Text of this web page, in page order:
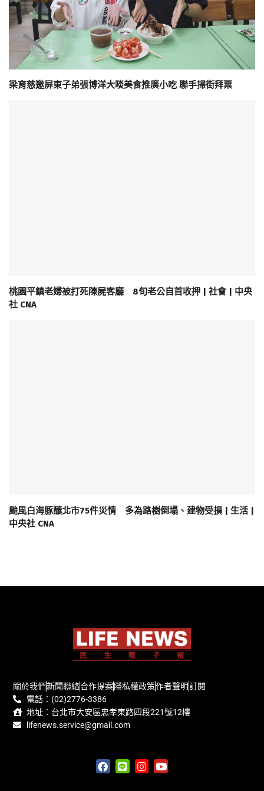
梁育慈邀屏東子弟張博洋大啖美食推廣小吃 聯手掃街拜票
桃園平鎮老婦被打死陳屍客廳 8旬老公自首收押 | 社會 | 中央
社 CNA
颱風白海豚釀北市75件災情 多為路樹倒塌、建物受損 | 生活 |
中央社 CNA
關於我們新聞聯絡合作提案隱私權政策作者聲明訂閱
電話：(02)2776-3386
地址：台北市大安區忠孝東路四段221號12樓
lifenews.service@gmail.com